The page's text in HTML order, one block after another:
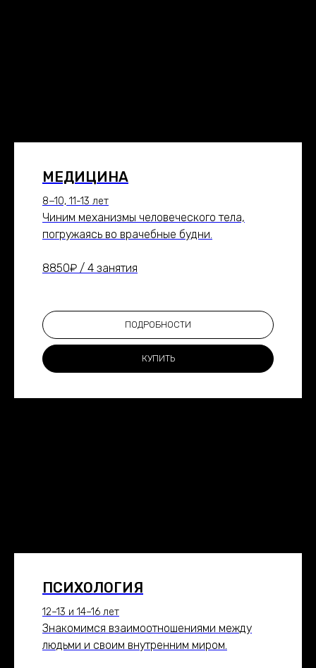
МЕДИЦИНА
8−10, 11-13 лет
Чиним механизмы человеческого тела,
погружаясь во врачебные будни.
8850₽ / 4 занятия
ПОДРОБНОСТИ
КУПИТЬ
ПСИХОЛОГИЯ
12–13 и 14–16 лет
Знакомимся взаимоотношениями между
людьми и своим внутренним миром.